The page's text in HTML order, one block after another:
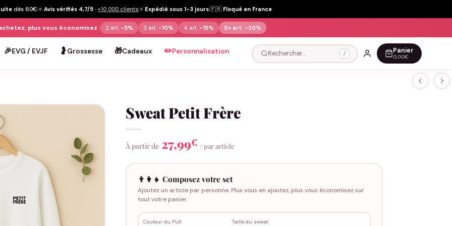
dès 60€|⭐ Avis vérifiés 4,7/5 · +10 000 clients|⚡ Expédié sous 1-3 jours|🇫🇷 Floqué en France
plus vous économisez : 2 art. -5% 3 art. -10% 4 art. -15% 5+ art. -20%
🎉EVG / EVJF 🤰 Grossesse 🎁Cadeaux ✏️Personnalisation Rechercher… / Panier
0,00€
Sweat Petit Frère
À partir de 27,99€ / par article
👨‍👩‍👧 Composez votre set
Ajoutez un article par personne. Plus vous en ajoutez, plus vous économisez sur
tout votre panier.
Couleur du Pull Taille du sweat